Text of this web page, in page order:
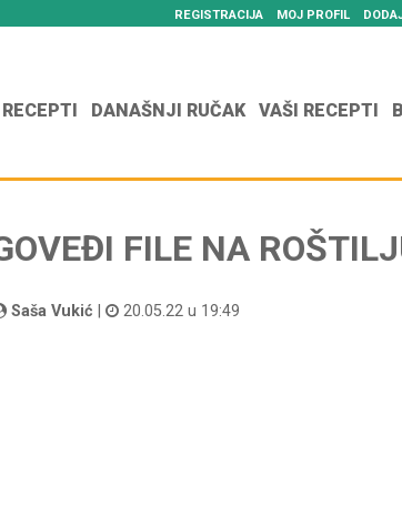
REGISTRACIJA MOJ PROFIL
DANAŠNJI RUČAK VAŠI RECEPTI
FILE NA
Saša Vukić 20.05.22 u 19:49